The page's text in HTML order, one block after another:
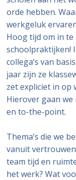
orde hebben.
werkgeluk
Hoog tijd om in te
schoolpraktijken!
collega’s van
jaar zijn ze
zet expliciet in op
Hierover gaan we
en to-the-point.
Thema’s die we
vanuit
team tijd en
het werk? Wat